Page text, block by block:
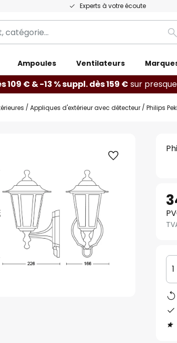
Experts à votre écoute
Ampoules Ventilateurs
109 € & -13 % suppl. dès 159 € sur
Appliques d'extérieur avec détecteur Philips
1